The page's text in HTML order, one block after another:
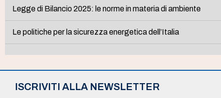
Legge di Bilancio 2025: le norme in materia di ambiente
Le politiche per la sicurezza energetica dell’Italia
ISCRIVITI ALLA NEWSLETTER